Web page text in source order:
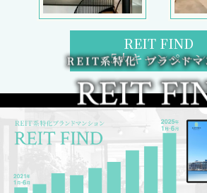
REIT FIND
5大キャンペーン